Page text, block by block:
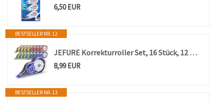
6,50 EUR
BESTSELLER NR. 12
JEFURE Korrekturroller Set, 16 Stück, 12 m x 5 mm, 4 Farben
8,99 EUR
BESTSELLER NR. 13